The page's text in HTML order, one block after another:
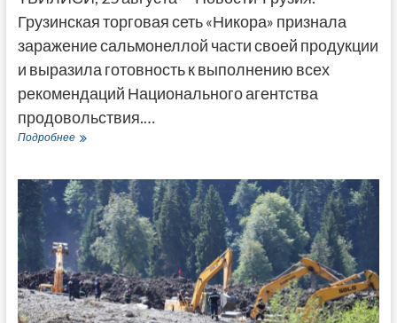
Грузинская торговая сеть «Никора» признала
заражение сальмонеллой части своей продукции
и выразила готовность к выполнению всех
рекомендаций Национального агентства
продовольствия.…
ПодробнееТорговая
нашла
источник
сальмонеллеза
в
котлетах
по-
киевски